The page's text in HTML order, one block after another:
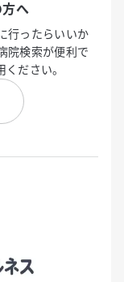
へ
行ったらいいか
院検索が便利で
ださい。